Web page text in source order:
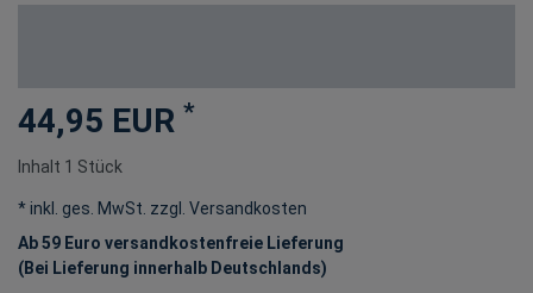
44,95 EUR *
Inhalt 1 Stück
* inkl. ges. MwSt. zzgl.
Versandkosten
Ab 59 Euro versandkostenfreie Lieferung
(Bei Lieferung innerhalb Deutschlands)